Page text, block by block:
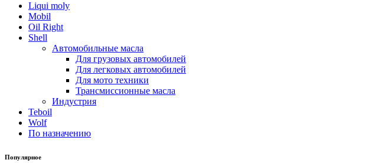
Liqui moly
Mobil
Oil Right
Shell
Автомобильные масла
Для грузовых автомобилей
Для легковых автомобилей
Для мото техники
Трансмиссионные масла
Индустрия
Teboil
Wolf
По назначению
Популярное